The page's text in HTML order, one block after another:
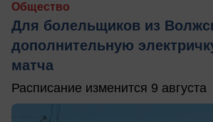
Общество
Для болельщиков из
дополнительную
матча
Расписание изменится 9 августа